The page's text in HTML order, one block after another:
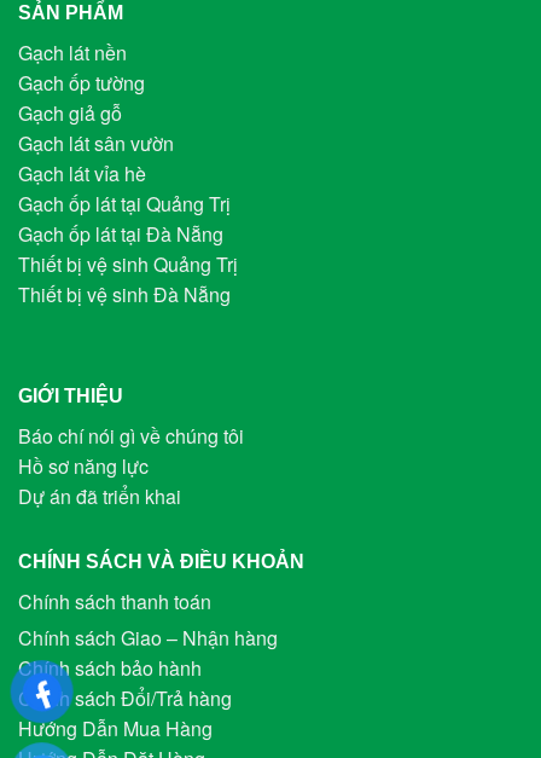
SẢN PHẨM
Gạch lát nền
Gạch ốp tường
Gạch giả gỗ
Gạch lát sân vườn
Gạch lát vỉa hè
Gạch ốp lát tại Quảng Trị
Gạch ốp lát tại Đà Nẵng
Thiết bị vệ sinh Quảng Trị
Thiết bị vệ sinh Đà Nẵng
GIỚI THIỆU
Báo chí nói gì về chúng tôi
Hồ sơ năng lực
Dự án đã triển khai
CHÍNH SÁCH VÀ ĐIỀU KHOẢN
Chính sách thanh toán
Chính sách Giao – Nhận hàng
Chính sách bảo hành
Chính sách Đổi/Trả hàng
Hướng Dẫn Mua Hàng